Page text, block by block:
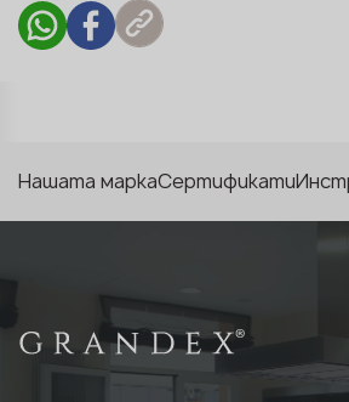
Нашата маркаСертификати